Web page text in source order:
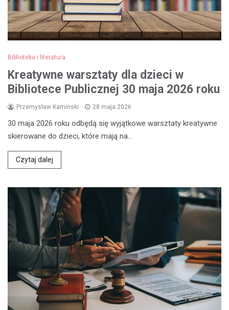
Biblioteka i literatura
Kreatywne warsztaty dla dzieci w
Bibliotece Publicznej 30 maja 2026 roku
Przemysław Kamiński 28 maja 2026
30 maja 2026 roku odbędą się wyjątkowe warsztaty kreatywne
skierowane do dzieci, które mają na…
Czytaj dalej